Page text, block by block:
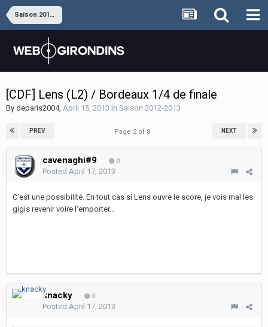
Saison 2012-2013
[CDF] Lens (L2) / Bordeaux 1/4 de finale
By deparis2004, April 15, 2013 in Saison 2012-2013
PREV NEXT
Page 2 of 8
cavenaghi#9 0
Posted April 17, 2013
C'est une possibilité. En tout cas si Lens ouvre le score, je vois mal les
gigis revenir voire l'emporter...
knacky 0
Posted April 17, 2013